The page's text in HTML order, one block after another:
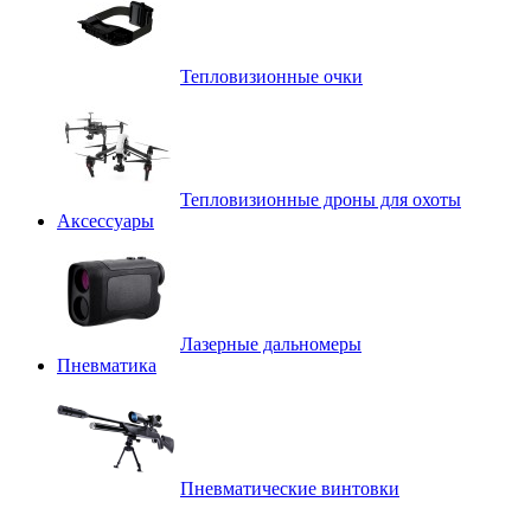
Тепловизионные очки
Тепловизионные дроны для охоты
Аксессуары
Лазерные дальномеры
Пневматика
Пневматические винтовки